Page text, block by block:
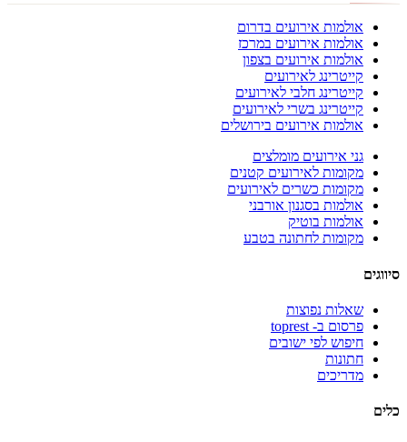
אולמות אירועים בדרום
אולמות אירועים במרכז
אולמות אירועים בצפון
קייטרינג לאירועים
קייטרינג חלבי לאירועים
קייטרינג בשרי לאירועים
אולמות אירועים בירושלים
גני אירועים מומלצים
מקומות לאירועים קטנים
מקומות כשרים לאירועים
אולמות בסגנון אורבני
אולמות בוטיק
מקומות לחתונה בטבע
סיווגים
שאלות נפוצות
פרסום ב- toprest
חיפוש לפי ישובים
חתונות
מדריכים
כלים